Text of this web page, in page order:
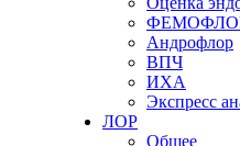
Андрофлор
ВПЧ
ИХА
Экспресс
ЛОР
Общее